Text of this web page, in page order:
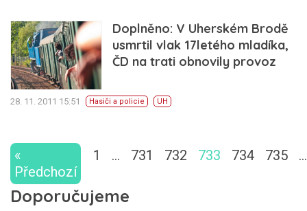
Doplněno: V Uherském Brodě
usmrtil vlak 17letého mladíka,
ČD na trati obnovily provoz
28. 11. 2011 15:51 Hasiči a policie UH
«
Předchozí
1 … 731 732 733 734 735 …